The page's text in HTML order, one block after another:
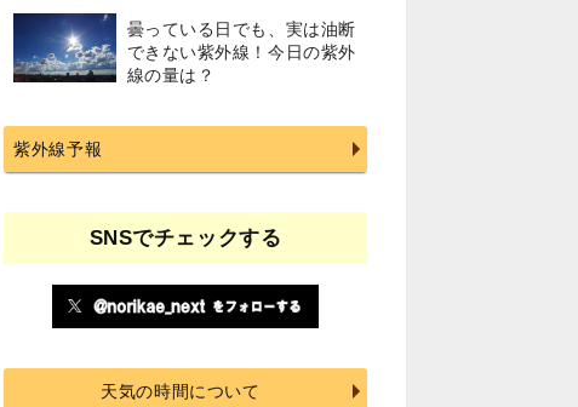
曇っている日でも、実は油断
できない紫外線！今日の紫外
線の量は？
紫外線予報
SNSでチェックする
天気の時間について